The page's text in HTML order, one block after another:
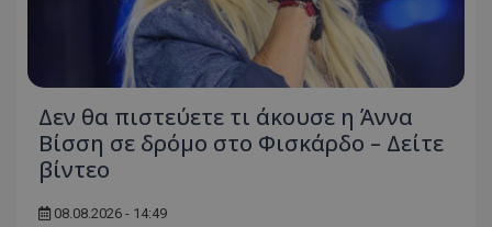
Δεν θα πιστεύετε τι άκουσε η Άννα
Βίσση σε δρόμο στο Φισκάρδο – Δείτε
βίντεο
08.08.2026 - 14:49